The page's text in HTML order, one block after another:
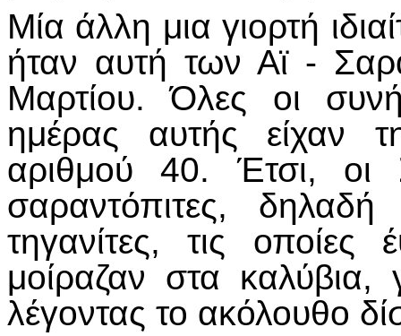
Μία άλλη μια γιορτή
ήταν αυτή των Αϊ -
Μαρτίου. Όλες οι
ημέρας αυτής είχαν
αριθμού 40. Έτσι, οι
σαραντόπιτες,
τηγανίτες, τις
μοίραζαν στα
λέγοντας το ακόλουθο